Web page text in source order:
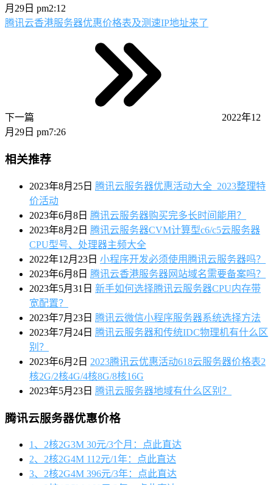
月29日 pm2:12
腾讯云香港服务器优惠价格表及测速IP地址来了
下一篇
2022年12
月29日 pm7:26
相关推荐
2023年8月25日 腾讯云服务器优惠活动大全_2023整理特
价活动
2023年6月8日 腾讯云服务器购买完多长时间能用？
2023年8月2日 腾讯云服务器CVM计算型c6/c5云服务器
CPU型号、处理器主频大全
2022年12月23日 小程序开发必须使用腾讯云服务器吗？
2023年6月8日 腾讯云香港服务器网站域名需要备案吗？
2023年5月31日 新手如何选择腾讯云服务器CPU内存带
宽配置？
2023年7月23日 腾讯云微信小程序服务器系统选择方法
2023年7月24日 腾讯云服务器和传统IDC物理机有什么区
别？
2023年6月2日 2023腾讯云优惠活动618云服务器价格表2
核2G/2核4G/4核8G/8核16G
2023年5月23日 腾讯云服务器地域有什么区别？
腾讯云服务器优惠价格
1、2核2G3M 30元/3个月：点此直达
2、2核2G4M 112元/1年：点此直达
3、2核2G4M 396元/3年：点此直达